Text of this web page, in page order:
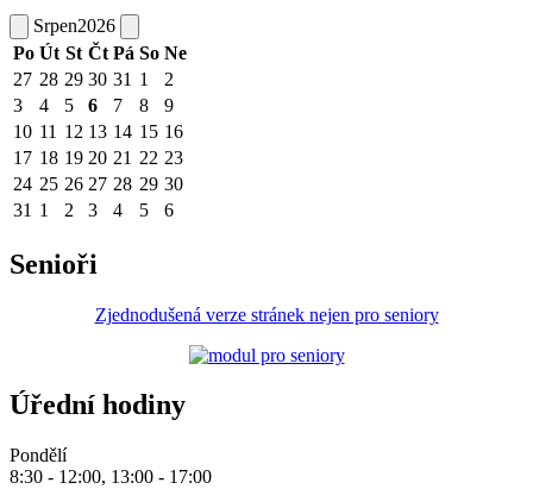
Srpen2026
Po Út St Čt Pá So Ne
27 28 29 30 31 1
2
3
4 5 6 7 8
9
10 11 12 13 14 15 16
17 18 19 20 21 22 23
24 25 26 27 28 29 30
31 1 2 3 4 5 6
Senioři
Zjednodušená verze stránek nejen pro seniory
Úřední hodiny
Pondělí
8:30 - 12:00, 13:00 - 17:00